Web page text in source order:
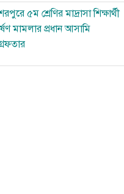
৫ম শ্রেণির মাদ্রাসা শিক্ষার্থী
মামলার প্রধান আসামি